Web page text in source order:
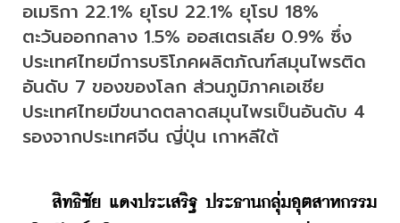
อเมริกา 22.1% ยุโรป 22.1% ยุโรป 18%
ตะวันออกกลาง 1.5% ออสเตรเลีย 0.9% ซึ่ง
ประเทศไทยมีการบริโภคผลิตภัณฑ์สมุนไพรติด
อันดับ 7 ของของโลก ส่วนภูมิภาคเอเชีย
ประเทศไทยมีขนาดตลาดสมุนไพรเป็นอันดับ 4
รองจากประเทศจีน ญี่ปุ่น เกาหลีใต้
สิทธิชัย แดงประเสริฐ ประธานกลุ่มอุตสาหกรรม